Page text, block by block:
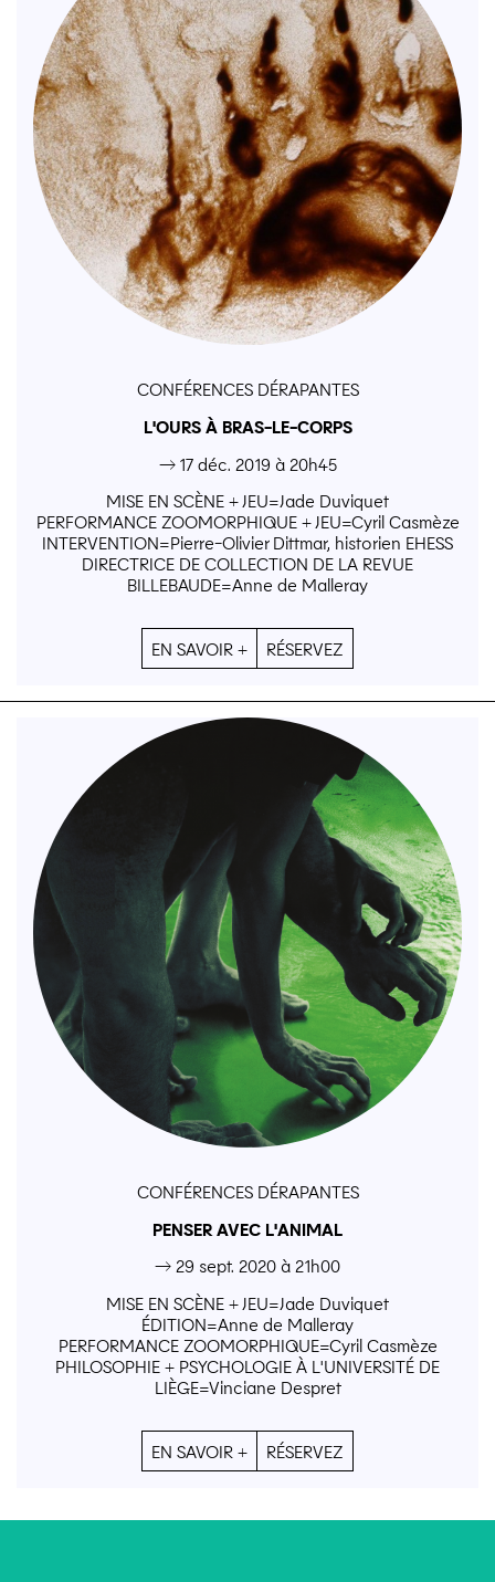
CONFÉRENCES DÉRAPANTES
L'OURS À BRAS-LE-CORPS
→ 17 déc. 2019 à 20h45
MISE EN SCÈNE + JEU=Jade Duviquet
PERFORMANCE ZOOMORPHIQUE + JEU=Cyril Casmèze
INTERVENTION=Pierre-Olivier Dittmar, historien EHESS
DIRECTRICE DE COLLECTION DE LA REVUE
BILLEBAUDE=Anne de Malleray
EN SAVOIR + RÉSERVEZ
CONFÉRENCES DÉRAPANTES
PENSER AVEC L'ANIMAL
→ 29 sept. 2020 à 21h00
MISE EN SCÈNE + JEU=Jade Duviquet
ÉDITION=Anne de Malleray
PERFORMANCE ZOOMORPHIQUE=Cyril Casmèze
PHILOSOPHIE + PSYCHOLOGIE À L'UNIVERSITÉ DE
LIÈGE=Vinciane Despret
EN SAVOIR + RÉSERVEZ